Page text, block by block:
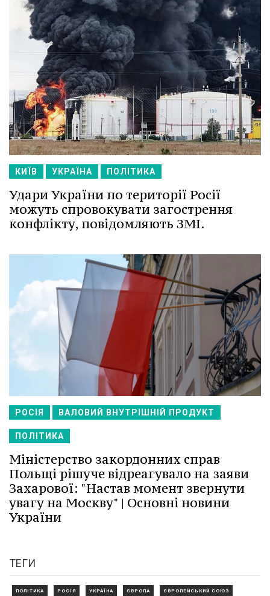
КИЇВ УКРАЇНА ПОЛІТИКА
Удари України по території Росії
можуть спровокувати загострення
конфлікту, повідомляють ЗМІ.
РОСІЯ ВАЛОВИЙ ВНУТРІШНІЙ ПРОДУКТ
ПОЛІТИКА
Міністерство закордонних справ
Польщі рішуче відреагувало на заяви
Захарової: "Настав момент звернути
увагу на Москву" | Основні новини
України
ТЕГИ
ПОЛІТИКА РОСІЯ УКРАЇНА ЄВРОПА ЄВРОПЕЙСЬКИЙ СОЮЗ